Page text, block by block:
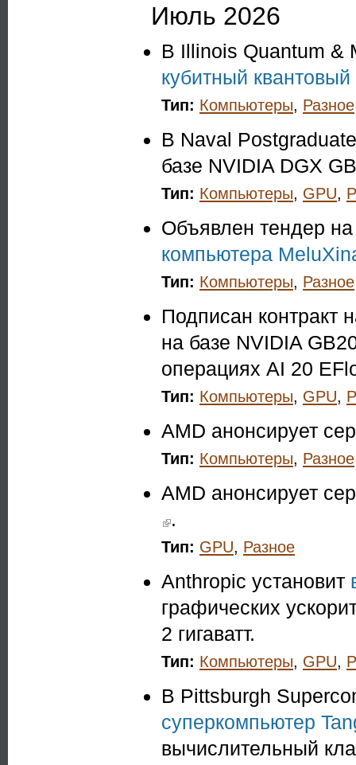
Июль 2026
В Illinois Quantum &
кубитный
Тип: Компьютеры, Разное
В Naval
базе NVIDIA DGX
Тип: Компьютеры, GPU,
Объявлен тендер
компьютера
Тип: Компьютеры, Разное
Подписан контракт
на базе NVIDIA
операциях AI 20
Тип: Компьютеры, GPU,
AMD анонсирует
Тип: Компьютеры, Разное
AMD анонсирует
.
Тип: GPU, Разное
Anthropic установит
графических
2 гигаватт.
Тип: Компьютеры, GPU,
В Pittsburgh
суперкомпьютер
вычислительный